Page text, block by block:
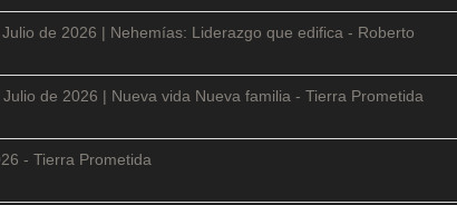
de 2026 | Nehemías: Liderazgo que edifica - Roberto
de 2026 | Nueva vida Nueva familia - Tierra Prometida
- Tierra Prometida